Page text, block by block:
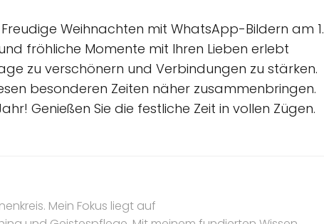
Weihnachten mit WhatsApp-Bildern am 1.
fröhliche Momente mit Ihren Lieben erlebt
zu verschönern und Verbindungen zu stärken.
besonderen Zeiten näher zusammenbringen.
Genießen Sie die festliche Zeit in vollen Zügen.
Mein Fokus liegt auf